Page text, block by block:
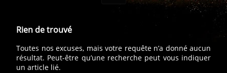
Rien de trouvé
Toutes nos excuses, mais votre requête n’a donné aucun
résultat. Peut-être qu’une recherche peut vous indiquer
un article lié.